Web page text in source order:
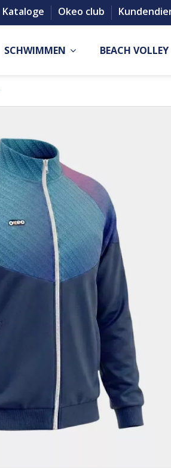
Kataloge Okeo club
SCHWIMMEN BEACH VOLLEY